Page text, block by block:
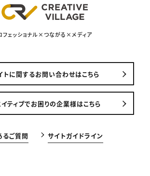
フェッショナル×つながる×メディア
トに関するお問い合わせはこちら
ティブでお困りの企業様はこちら
るご質問 サイトガイドライン